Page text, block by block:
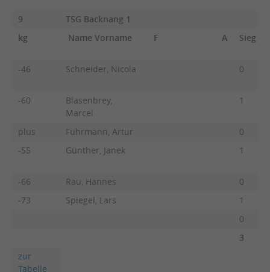
9
TSG Backnang 1
kg
Name Vorname F A Sieg
-46 Schneider, Nicola 0
-60
Blasenbrey,
Marcel
1
plus Fuhrmann, Artur
0
-55
Günther, Janek 1
-66 Rau, Hannes
0
-73
Spiegel, Lars
1
0
3
zur
Tabelle